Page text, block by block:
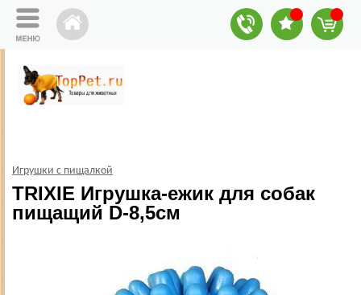
Игрушки с пищалкой
TRIXIE Игрушка-ежик для собак
пищащий D-8,5см